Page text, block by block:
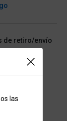
las
de retiro/envío